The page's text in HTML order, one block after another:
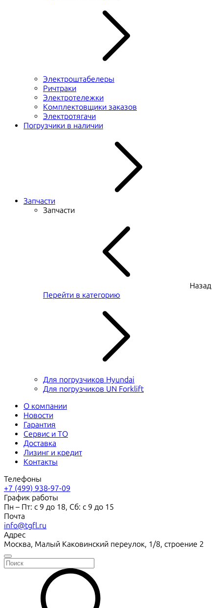
Электроштабелеры
Ричтраки
Электротележки
Комплектовщики заказов
Электротягачи
Погрузчики в наличии
Запчасти
Запчасти
Назад
Перейти в категорию
Для погрузчиков Hyundai
Для погрузчиков UN Forklift
О компании
Новости
Гарантия
Сервис и ТО
Доставка
Лизинг и кредит
Контакты
Телефоны
+7 (499) 938-97-09
График работы
Пн – Пт: с 9 до 18, Сб: с 9 до 15
Почта
info@tgfl.ru
Адрес
Москва, Малый Каковинский переулок, 1/8, строение 2